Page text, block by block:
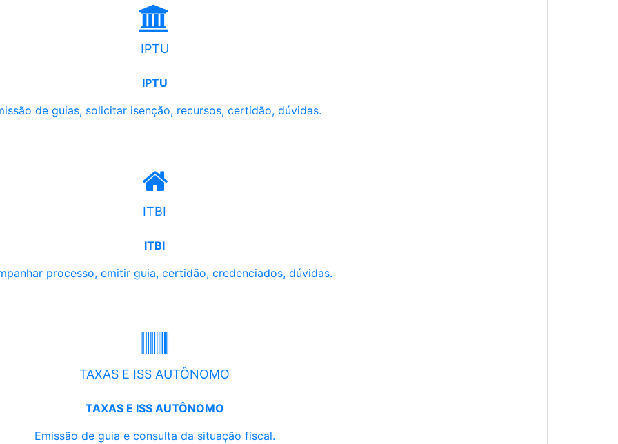
IPTU
IPTU
de guias, solicitar isenção, recursos, certidão, dúvidas.
ITBI
ITBI
processo, emitir guia, certidão, credenciados, dúvidas.
TAXAS E ISS AUTÔNOMO
TAXAS E ISS AUTÔNOMO
Emissão de guia e consulta da situação fiscal.